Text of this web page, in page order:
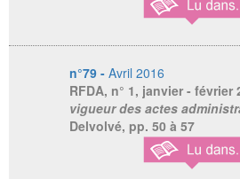
n°79 - Avril 2016
RFDA, n° 1, janvier - février
vigueur des actes
Delvolvé, pp. 50 à 57